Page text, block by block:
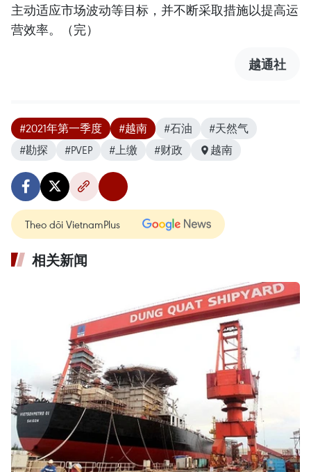
主动适应市场波动等目标，并不断采取措施以提高运
营效率。（完）
越通社
#2021年第一季度 #越南 #石油
#天然气
#勘探
#PVEP #上缴 #财政 越南
Theo dõi VietnamPlus
相关新闻